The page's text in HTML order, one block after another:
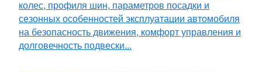
колес, профиля шин, параметров посадки и
сезонных особенностей эксплуатации автомобиля
на безопасность движения, комфорт управления и
долговечность подвески...